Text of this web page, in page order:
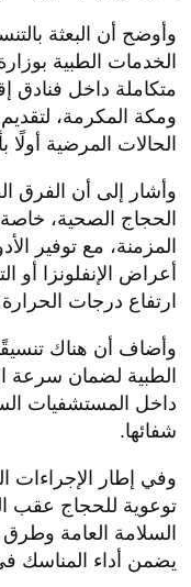
وأوضح أن البعثة
الخدمات الطبية
متكاملة داخل فنادق
ومكة المكرمة، لتقديم
الحالات المرضية أولًا
وأشار إلى أن الفرق
الحجاج الصحية،
المزمنة، مع توفير
أعراض الإنفلونزا أو
ارتفاع درجات
وأضاف أن هناك
الطبية لضمان سرعة
داخل المستشفيات
شفائها.
وفي إطار الإجراءات
توعوية للحجاج عقب
السلامة العامة وطرق
يضمن أداء المناسك